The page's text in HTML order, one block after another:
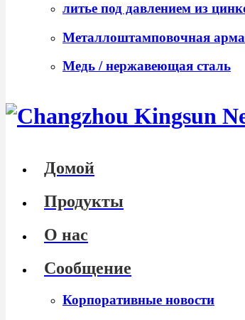
литье под давлением из
Металлоштамповочная
Медь / нержавеющая сталь
Домой
Продукты
О нас
Сообщение
Корпоративные новости